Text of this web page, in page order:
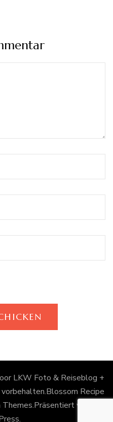
LKW Foto & Reiseblog +
Blossom Recipe
Themes.Präsentiert von
.